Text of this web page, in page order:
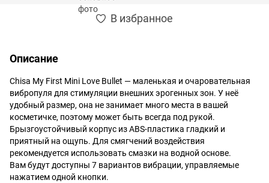
В избранное
Описание
Chisa My First Mini Love Bullet — маленькая и очаровательная
вибропуля для стимуляции внешних эрогенных зон. У неё
удобный размер, она не занимает много места в вашей
косметичке, поэтому может быть всегда под рукой.
Брызгоустойчивый корпус из АВS-пластика гладкий и
приятный на ощупь. Для смягчений воздействия
рекомендуется использовать смазки на водной основе.
Вам будут доступны 7 вариантов вибрации, управляемые
нажатием одной кнопки.